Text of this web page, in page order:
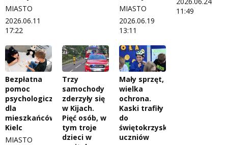
MIASTO
2026.06.11
17:22
MIASTO
2026.06.19
13:11
11:49
Bezpłatna
pomoc
psychologiczna
dla
mieszkańców
Kielc
MIASTO
Trzy
samochody
zderzyły się
w Kijach.
Pięć osób, w
tym troje
dzieci w
Mały sprzęt,
wielka
ochrona.
Kaski trafiły
do
świętokrzyskich
uczniów